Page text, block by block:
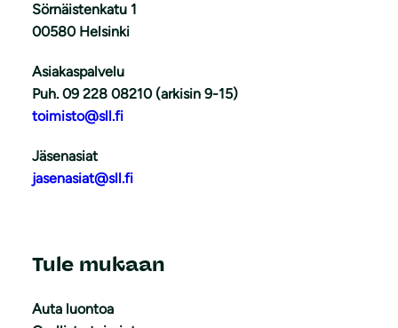
Sörnäistenkatu 1
00580 Helsinki
Asiakaspalvelu
Puh. 09 228 08210 (arkisin 9-15)
toimisto@sll.fi
Jäsenasiat
jasenasiat@sll.fi
Tule mukaan
Auta luontoa